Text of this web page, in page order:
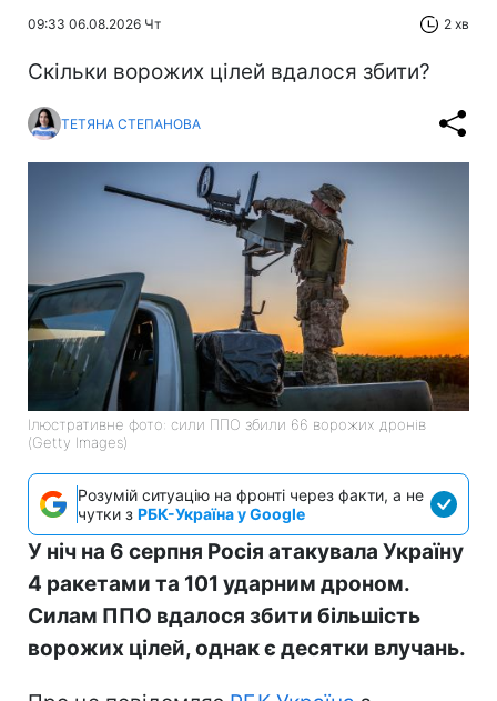
09:33 06.08.2026 Чт 2 хв
Скільки ворожих цілей вдалося збити?
ТЕТЯНА СТЕПАНОВА
Ілюстративне фото: сили ППО збили 66 ворожих дронів
(Getty Images)
Розумій ситуацію на фронті через факти, а не
чутки з РБК-Україна у Google
У ніч на 6 серпня Росія атакувала Україну
4 ракетами та 101 ударним дроном.
Силам ППО вдалося збити більшість
ворожих цілей, однак є десятки влучань.